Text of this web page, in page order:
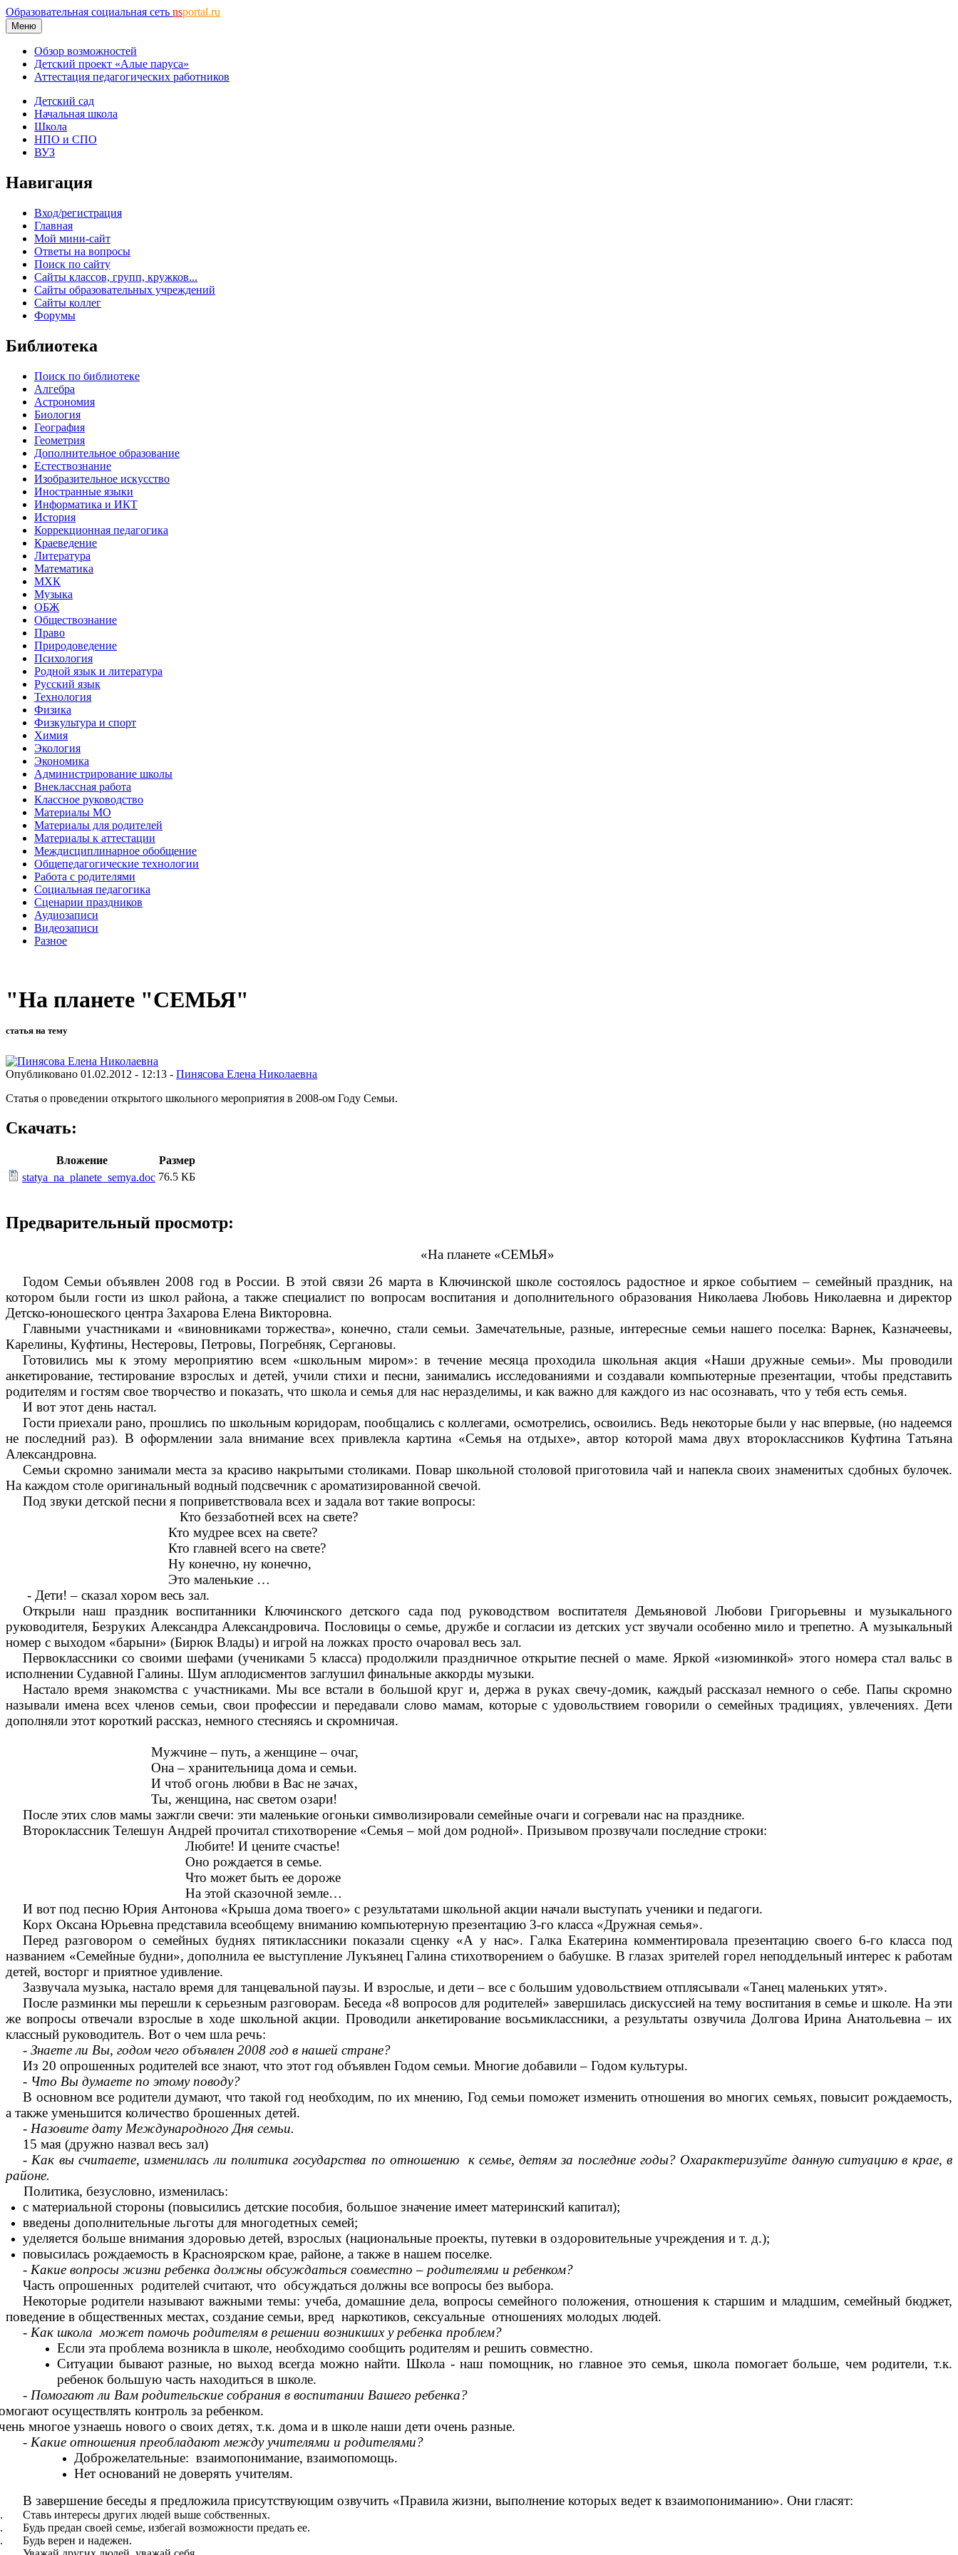
Образовательная социальная сеть nsportal.ru
Меню
Обзор возможностей
Детский проект «Алые паруса»
Аттестация педагогических работников
Детский сад
Начальная школа
Школа
НПО и СПО
ВУЗ
Навигация
Вход/регистрация
Главная
Мой мини-сайт
Ответы на вопросы
Поиск по сайту
Сайты классов, групп, кружков...
Сайты образовательных учреждений
Сайты коллег
Форумы
Библиотека
Поиск по библиотеке
Алгебра
Астрономия
Биология
География
Геометрия
Дополнительное образование
Естествознание
Изобразительное искусство
Иностранные языки
Информатика и ИКТ
История
Коррекционная педагогика
Краеведение
Литература
Математика
МХК
Музыка
ОБЖ
Обществознание
Право
Природоведение
Психология
Родной язык и литература
Русский язык
Технология
Физика
Физкультура и спорт
Химия
Экология
Экономика
Администрирование школы
Внеклассная работа
Классное руководство
Материалы МО
Материалы для родителей
Материалы к аттестации
Междисциплинарное обобщение
Общепедагогические технологии
Работа с родителями
Социальная педагогика
Сценарии праздников
Аудиозаписи
Видеозаписи
Разное
"На планете "СЕМЬЯ"
статья на тему
Опубликовано 01.02.2012 - 12:13 - Пинясова Елена Николаевна
Статья о проведении открытого школьного мероприятия в 2008-ом Году Семьи.
Скачать:
Вложение
Размер
statya_na_planete_semya.doc 76.5 КБ
Предварительный просмотр:
«На планете «СЕМЬЯ»
Годом Семьи объявлен 2008 год в России. В этой связи 26 марта в Ключинской школе состоялось радостное и яркое событием – семейный праздник, на
котором были гости из школ района, а также специалист по вопросам воспитания и дополнительного образования Николаева Любовь Николаевна и директор
Детско-юношеского центра Захарова Елена Викторовна.
Главными участниками и «виновниками торжества», конечно, стали семьи. Замечательные, разные, интересные семьи нашего поселка: Варнек, Казначеевы,
Карелины, Куфтины, Нестеровы, Петровы, Погребняк, Сергановы.
Готовились мы к этому мероприятию всем «школьным миром»: в течение месяца проходила школьная акция «Наши дружные семьи». Мы проводили
анкетирование, тестирование взрослых и детей, учили стихи и песни, занимались исследованиями и создавали компьютерные презентации, чтобы представить
родителям и гостям свое творчество и показать, что школа и семья для нас неразделимы, и как важно для каждого из нас осознавать, что у тебя есть семья.
И вот этот день настал.
Гости приехали рано, прошлись по школьным коридорам, пообщались с коллегами, осмотрелись, освоились. Ведь некоторые были у нас впервые, (но надеемся
не последний раз). В оформлении зала внимание всех привлекла картина «Семья на отдыхе», автор которой мама двух второклассников Куфтина Татьяна
Александровна.
Семьи скромно занимали места за красиво накрытыми столиками. Повар школьной столовой приготовила чай и напекла своих знаменитых сдобных булочек.
На каждом столе оригинальный водный подсвечник с ароматизированной свечой.
Под звуки детской песни я поприветствовала всех и задала вот такие вопросы:
Кто беззаботней всех на свете?
Кто мудрее всех на свете?
Кто главней всего на свете?
Ну конечно, ну конечно,
Это маленькие …
- Дети! – сказал хором весь зал.
Открыли наш праздник воспитанники Ключинского детского сада под руководством воспитателя Демьяновой Любови Григорьевны и музыкального
руководителя, Безруких Александра Александровича. Пословицы о семье, дружбе и согласии из детских уст звучали особенно мило и трепетно. А музыкальный
номер с выходом «барыни» (Бирюк Влады) и игрой на ложках просто очаровал весь зал.
Первоклассники со своими шефами (учениками 5 класса) продолжили праздничное открытие песней о маме. Яркой «изюминкой» этого номера стал вальс в
исполнении Судавной Галины. Шум аплодисментов заглушил финальные аккорды музыки.
Настало время знакомства с участниками. Мы все встали в большой круг и, держа в руках свечу-домик, каждый рассказал немного о себе. Папы скромно
называли имена всех членов семьи, свои профессии и передавали слово мамам, которые с удовольствием говорили о семейных традициях, увлечениях. Дети
дополняли этот короткий рассказ, немного стесняясь и скромничая.
Мужчине – путь, а женщине – очаг,
Она – хранительница дома и семьи.
И чтоб огонь любви в Вас не зачах,
Ты, женщина, нас светом озари!
После этих слов мамы зажгли свечи: эти маленькие огоньки символизировали семейные очаги и согревали нас на празднике.
Второклассник Телешун Андрей прочитал стихотворение «Семья – мой дом родной». Призывом прозвучали последние строки:
Любите! И цените счастье!
Оно рождается в семье.
Что может быть ее дороже
На этой сказочной земле…
И вот под песню Юрия Антонова «Крыша дома твоего» с результатами школьной акции начали выступать ученики и педагоги.
Корх Оксана Юрьевна представила всеобщему вниманию компьютерную презентацию 3-го класса «Дружная семья».
Перед разговором о семейных буднях пятиклассники показали сценку «А у нас». Галка Екатерина комментировала презентацию своего 6-го класса под
названием «Семейные будни», дополнила ее выступление Лукъянец Галина стихотворением о бабушке. В глазах зрителей горел неподдельный интерес к работам
детей, восторг и приятное удивление.
Зазвучала музыка, настало время для танцевальной паузы. И взрослые, и дети – все с большим удовольствием отплясывали «Танец маленьких утят».
После разминки мы перешли к серьезным разговорам. Беседа «8 вопросов для родителей» завершилась дискуссией на тему воспитания в семье и школе. На эти
же вопросы отвечали взрослые в ходе школьной акции. Проводили анкетирование восьмиклассники, а результаты озвучила Долгова Ирина Анатольевна – их
классный руководитель. Вот о чем шла речь:
- Знаете ли Вы, годом чего объявлен 2008 год в нашей стране?
Из 20 опрошенных родителей все знают, что этот год объявлен Годом семьи. Многие добавили – Годом культуры.
- Что Вы думаете по этому поводу?
В основном все родители думают, что такой год необходим, по их мнению, Год семьи поможет изменить отношения во многих семьях, повысит рождаемость,
а также уменьшится количество брошенных детей.
- Назовите дату Международного Дня семьи.
15 мая (дружно назвал весь зал)
- Как вы считаете, изменилась ли политика государства по отношению к семье, детям за последние годы? Охарактеризуйте данную ситуацию в крае, в
районе.
Политика, безусловно, изменилась:
с материальной стороны (повысились детские пособия, большое значение имеет материнский капитал);
введены дополнительные льготы для многодетных семей;
уделяется больше внимания здоровью детей, взрослых (национальные проекты, путевки в оздоровительные учреждения и т. д.);
повысилась рождаемость в Красноярском крае, районе, а также в нашем поселке.
- Какие вопросы жизни ребенка должны обсуждаться совместно – родителями и ребенком?
Часть опрошенных родителей считают, что обсуждаться должны все вопросы без выбора.
Некоторые родители называют важными темы: учеба, домашние дела, вопросы семейного положения, отношения к старшим и младшим, семейный бюджет,
поведение в общественных местах, создание семьи, вред наркотиков, сексуальные отношениях молодых людей.
- Как школа может помочь родителям в решении возникших у ребенка проблем?
Если эта проблема возникла в школе, необходимо сообщить родителям и решить совместно.
Ситуации бывают разные, но выход всегда можно найти. Школа - наш помощник, но главное это семья, школа помогает больше, чем родители, т.к.
ребенок большую часть находиться в школе.
- Помогают ли Вам родительские собрания в воспитании Вашего ребенка?
осуществлять контроль за ребенком.
многое узнаешь нового о своих детях, т.к. дома и в школе наши дети очень разные.
- Какие отношения преобладают между учителями и родителями?
Доброжелательные: взаимопонимание, взаимопомощь.
Нет оснований не доверять учителям.
В завершение беседы я предложила присутствующим озвучить «Правила жизни, выполнение которых ведет к взаимопониманию». Они гласят:
Ставь интересы других людей выше собственных.
Будь предан своей семье, избегай возможности предать ее.
Будь верен и надежен.